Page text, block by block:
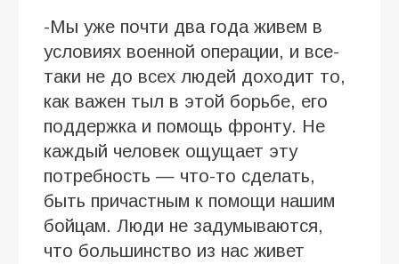
-Мы уже почти два года живем в
условиях военной операции, и все-
таки не до всех людей доходит то,
как важен тыл в этой борьбе, его
поддержка и помощь фронту. Не
каждый человек ощущает эту
потребность — что-то сделать,
быть причастным к помощи нашим
бойцам. Люди не задумываются,
что большинство из нас живет